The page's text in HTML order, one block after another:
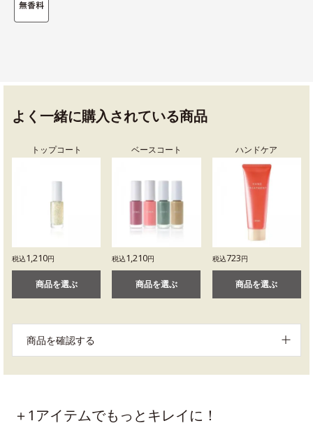
よく一緒に購入されている商品
トップコート
税込1,210円
商品を選ぶ
ベースコート
税込1,210円
商品を選ぶ
ハンドケア
税込723円
商品を選ぶ
商品を確認する
＋1アイテムでもっとキレイに！